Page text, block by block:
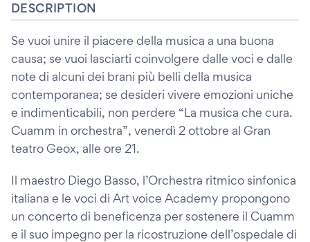
DESCRIPTION
Se vuoi unire il piacere della musica a una buona
causa; se vuoi lasciarti coinvolgere dalle voci e dalle
note di alcuni dei brani più belli della musica
contemporanea; se desideri vivere emozioni uniche
e indimenticabili, non perdere “La musica che cura.
Cuamm in orchestra”, venerdì 2 ottobre al Gran
teatro Geox, alle ore 21.
Il maestro Diego Basso, l’Orchestra ritmico sinfonica
italiana e le voci di Art voice Academy propongono
un concerto di beneficenza per sostenere il Cuamm
e il suo impegno per la ricostruzione dell’ospedale di